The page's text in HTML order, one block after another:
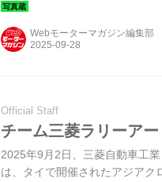
Webモーターマガジン編集部
Official Staff
チーム三菱ラリーア
2025年9月2日、三菱自動車工
は、タイで開催されたアジアク